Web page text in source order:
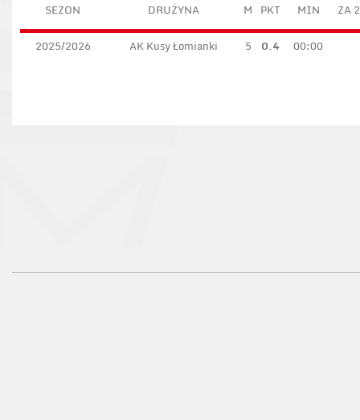
SEZON DRUŻYNA M PKT MIN ZA 2
2025/2026 AK Kusy Łomianki 5 0.4 00:00